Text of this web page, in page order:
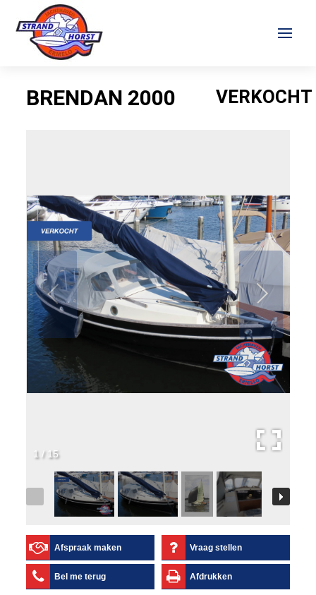
BRENDAN 2000 VERKOCHT
1 / 15
Afspraak maken Vraag stellen
Bel me terug Afdrukken